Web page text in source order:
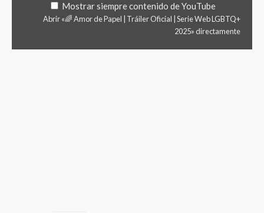
Mostrar siempre contenido de YouTube
Abrir «🌈 Amor de Papel | Tráiler Oficial | Serie Web LGBTQ+
2025» directamente